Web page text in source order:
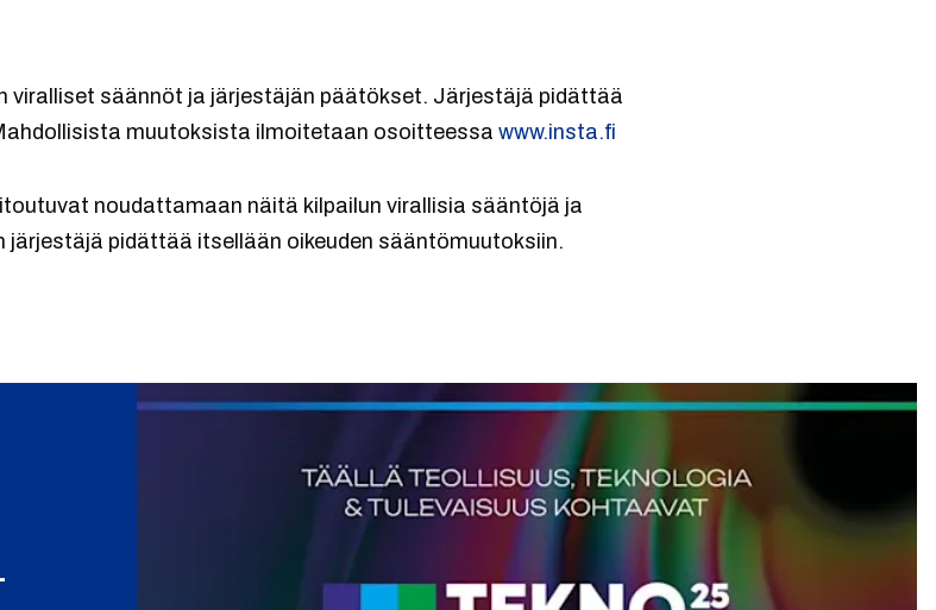
viralliset säännöt ja järjestäjän päätökset. Järjestäjä pidättää
muutoksista ilmoitetaan osoitteessa www.insta.fi
noudattamaan näitä kilpailun virallisia sääntöjä ja
järjestäjä pidättää itsellään oikeuden sääntömuutoksiin.